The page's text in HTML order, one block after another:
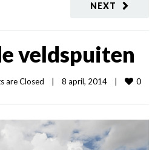
NEXT
veldspuiten
are Closed 8 april, 2014 0